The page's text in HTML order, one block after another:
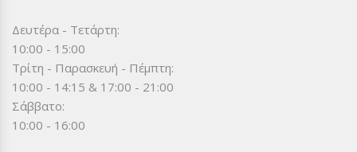
Δευτέρα - Τετάρτη:
10:00 - 15:00
Τρίτη - Παρασκευή - Πέμπτη:
10:00 - 14:15 & 17:00 - 21:00
Σάββατο:
10:00 - 16:00